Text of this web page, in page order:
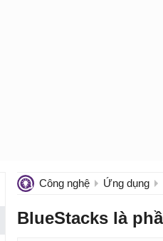
Công nghệ Ứng dụng
BlueStacks là